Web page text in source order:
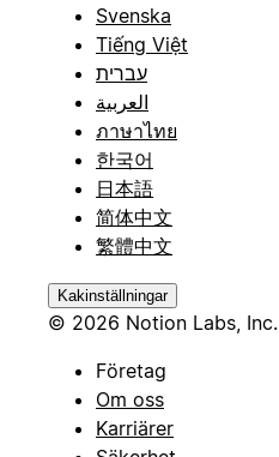
Svenska
Tiếng Việt
עברית
العربية
ภาษาไทย
한국어
日本語
简体中文
繁體中文
Kakinställningar
© 2026 Notion Labs, Inc.
Företag
Om oss
Karriärer